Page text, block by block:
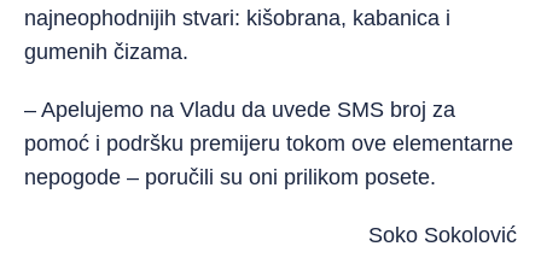
najneophodnijih stvari: kišobrana, kabanica i
gumenih čizama.
– Apelujemo na Vladu da uvede SMS broj za
pomoć i podršku premijeru tokom ove elementarne
nepogode – poručili su oni prilikom posete.
Soko Sokolović